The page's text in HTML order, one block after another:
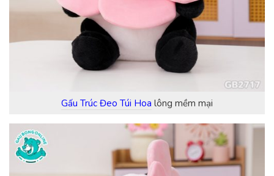
Gấu Trúc Đeo Túi Hoa lông mềm mại